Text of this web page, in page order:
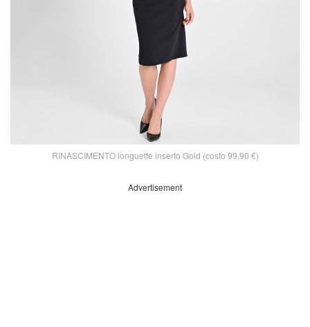
RINASCIMENTO longuette inserto Gold (costo 99,90 €)
Advertisement